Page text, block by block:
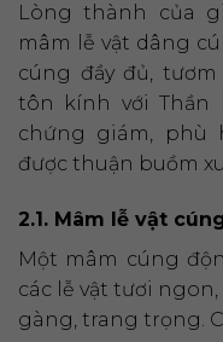
Lòng thành của
mâm lễ vật dâng
cúng đầy đủ,
tôn kính với Thần
chứng giám, phù
được thuận buồm
2.1. Mâm lễ vật
Một mâm cúng
các lễ vật tươi ngon,
gàng, trang trọng.